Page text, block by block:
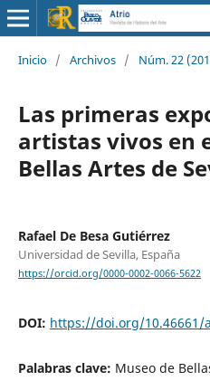
Inicio / Archivos / Núm. 22
Las primeras
artistas vivos en
Bellas Artes de
Rafael De Besa Gutiérrez
Universidad de Sevilla, España
https://orcid.org/0000-0002-0066-5622
DOI: https://doi.org/10.46661/
Palabras clave: Museo de